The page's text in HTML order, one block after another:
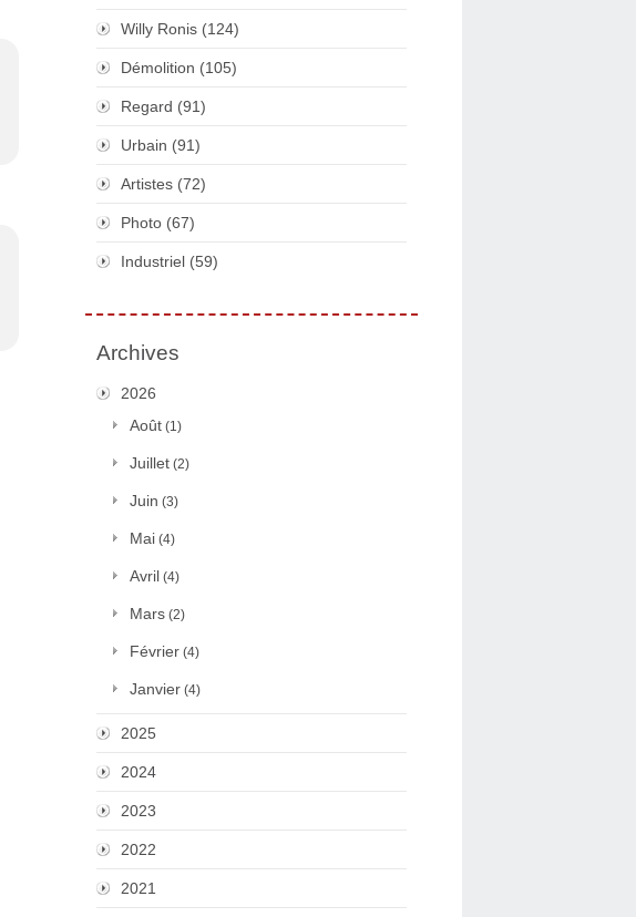
Willy Ronis (124)
Démolition (105)
Regard (91)
Urbain (91)
Artistes (72)
Photo (67)
Industriel (59)
Archives
2026
Août (1)
Juillet (2)
Juin (3)
Mai (4)
Avril (4)
Mars (2)
Février (4)
Janvier (4)
2025
2024
2023
2022
2021